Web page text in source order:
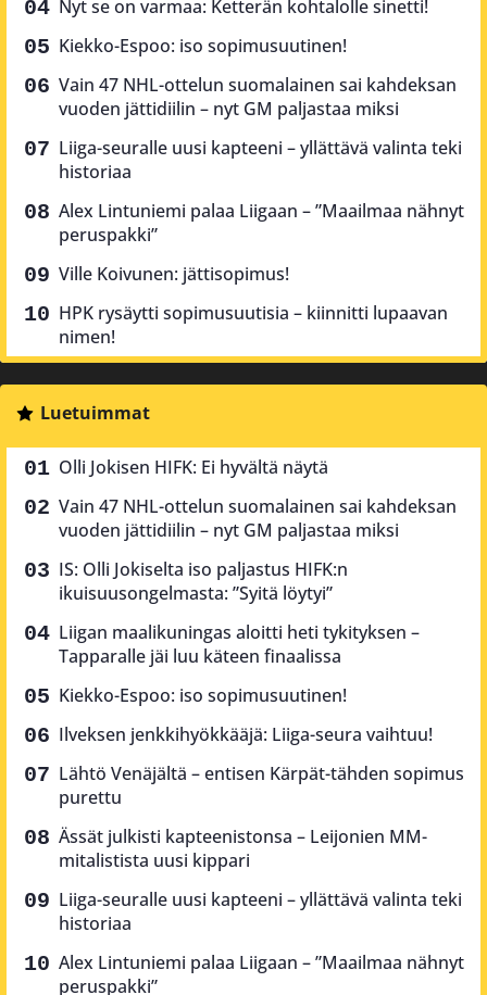
Nyt se on varmaa: Ketterän kohtalolle sinetti!
Kiekko-Espoo: iso sopimusuutinen!
Vain 47 NHL-ottelun suomalainen sai kahdeksan
vuoden jättidiilin – nyt GM paljastaa miksi
Liiga-seuralle uusi kapteeni – yllättävä valinta teki
historiaa
Alex Lintuniemi palaa Liigaan – ”Maailmaa nähnyt
peruspakki”
Ville Koivunen: jättisopimus!
HPK rysäytti sopimusuutisia – kiinnitti lupaavan
nimen!
Luetuimmat
Olli Jokisen HIFK: Ei hyvältä näytä
Vain 47 NHL-ottelun suomalainen sai kahdeksan
vuoden jättidiilin – nyt GM paljastaa miksi
IS: Olli Jokiselta iso paljastus HIFK:n
ikuisuusongelmasta: ”Syitä löytyi”
Liigan maalikuningas aloitti heti tykityksen –
Tapparalle jäi luu käteen finaalissa
Kiekko-Espoo: iso sopimusuutinen!
Ilveksen jenkkihyökkääjä: Liiga-seura vaihtuu!
Lähtö Venäjältä – entisen Kärpät-tähden sopimus
purettu
Ässät julkisti kapteenistonsa – Leijonien MM-
mitalistista uusi kippari
Liiga-seuralle uusi kapteeni – yllättävä valinta teki
historiaa
Alex Lintuniemi palaa Liigaan – ”Maailmaa nähnyt
peruspakki”